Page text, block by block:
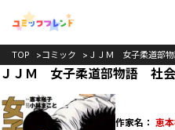
TOP コミック ＪＪＭ 女子柔道部
ＪＪＭ 女子柔道部物語 社会
作家名： 恵